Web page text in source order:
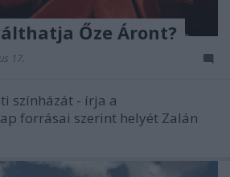
Őze Áront?
17.
színházát - írja a
forrásai szerint helyét Zalán